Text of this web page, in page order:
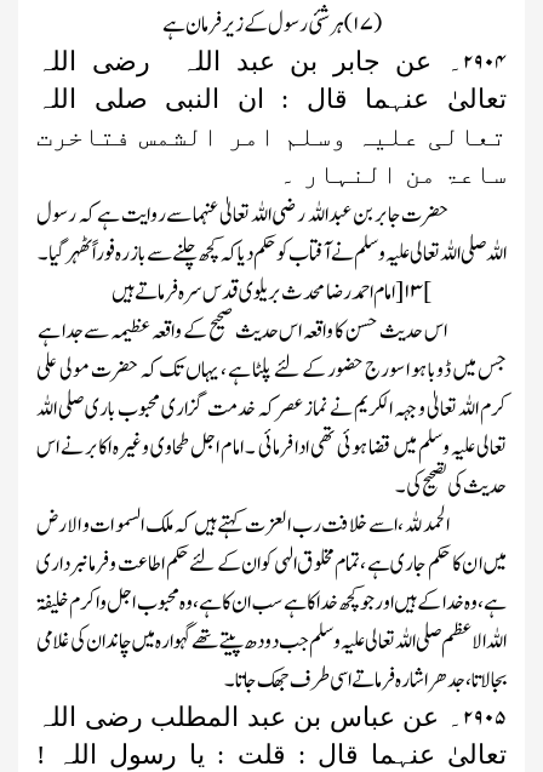
(۱۷) ہر شئی رسول کے زیر فرمان ہے
۲۹۰۴ ۔ عن جابر بن عبد اللہ رضی اللہ
تعالیٰ عنہما قال : ان النبی صلی اللہ
تعالی علیہ وسلم امر الشمس فتاخرت
ساعۃ من النہار ۔
حضرت جابر بن عبد اللہ رضی اللہ تعالیٰ عنہما سے روایت ہے کہ رسول
اللہ صلی اللہ تعالی علیہ وسلم نے آفتاب کو حکم دیا کہ کچھ چلنے سے باز رہ فوراً ٹھہر گیا۔
]۱۳[امام احمد رضا محدث بریلوی قدس سرہ فرماتے ہیں
اس حدیث حسن کا واقعہ اس حدیث صحیح کے واقعہ عظیمہ سے جدا ہے
جس میں ڈوبا ہو ا سورج حضور کے لئے پلٹا ہے ، یہاں تک کہ حضرت مولی علی
کرم اللہ تعالیٰ وجہہ الکریم نے نماز عصر کہ خدمت گزاری محبوب باری صلی اللہ
تعالی علیہ وسلم میں قضا ہوئی تھی ادا فرمائی ۔ اما م اجل طحاوی وغیرہ اکابر نے اس
حدیث کی تصحیح کی ۔
الحمد للہ ، اسے خلافت رب العزت کہتے ہیں کہ ملک السمو ات و الارض
میں ا ن کا حکم جاری ہے ، تمام مخلو ق الہی کو ان کے لئے حکم اطاعت و فرمانبرداری
ہے ، وہ خدا کے ہیں اور جو کچھ خدا کا ہے سب ان کا ہے ، وہ محبوب اجل و اکرم خلیفۃ
اللہ الاعظم صلی اللہ تعالی علیہ وسلم جب دودھ پیتے تھے گہوارہ میں چاند ان کی غلامی
بجالاتا ، جدھر اشارہ فرماتے اسی طرف جھک جاتا ۔
۲۹۰۵ ۔ عن عباس بن عبد المطلب رضی اللہ
تعالیٰ عنہما قال : قلت : یا رسول اللہ !